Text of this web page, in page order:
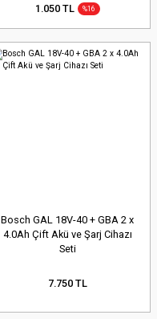
1.050 TL %16
Bosch GAL 18V-40 + GBA 2 x
4.0Ah Çift Akü ve Şarj Cihazı
Seti
7.750 TL